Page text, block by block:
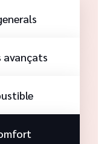
avançats